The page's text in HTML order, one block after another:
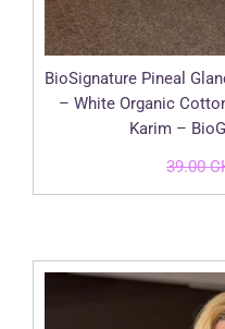
BioSignature Pineal
– White Organic
Karim –
39.00